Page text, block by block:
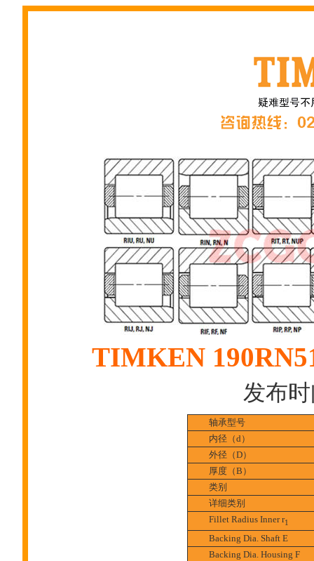
TIMKEN
发布时
轴承型号
内径（d）
外径（D）
厚度（B）
类别
详细类别
Fillet Radius Inner r1
Backing Dia. Shaft E
Backing Dia. Housing F